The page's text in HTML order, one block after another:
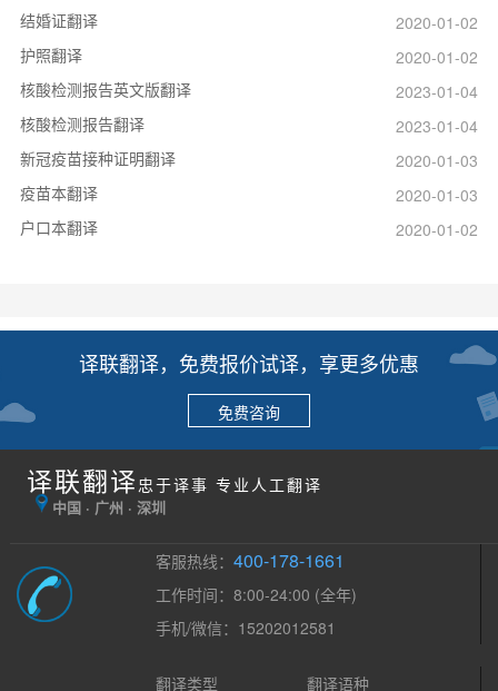
结婚证翻译
2020-01-02
护照翻译
2020-01-02
核酸检测报告英文版翻译
2023-01-04
核酸检测报告翻译
2023-01-04
新冠疫苗接种证明翻译
2020-01-03
疫苗本翻译
2020-01-03
户口本翻译
2020-01-02
译联翻译，免费报价试译，享更多优惠
免费咨询
译联翻译 忠于译事 专业人工翻译
中国 · 广州 · 深圳
客服热线：400-178-1661
工作时间：8:00-24:00 (全年)
手机/微信：15202012581
翻译类型 翻译语种